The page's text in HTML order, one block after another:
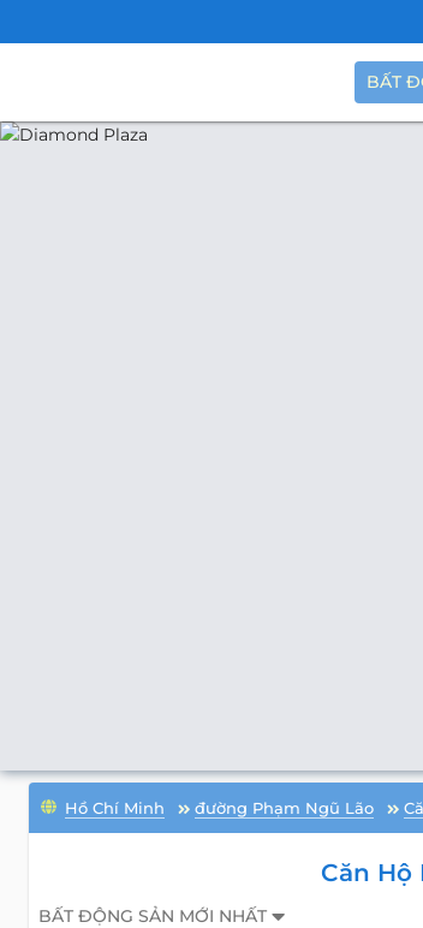
BẤT
Hồ Chí Minh đường Phạm Ngũ Lão
Căn
BẤT ĐỘNG SẢN MỚI NHẤT